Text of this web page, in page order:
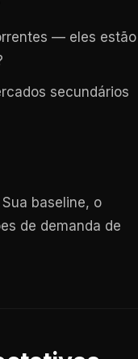
— eles estão
secundários
baseline, o
de demanda de